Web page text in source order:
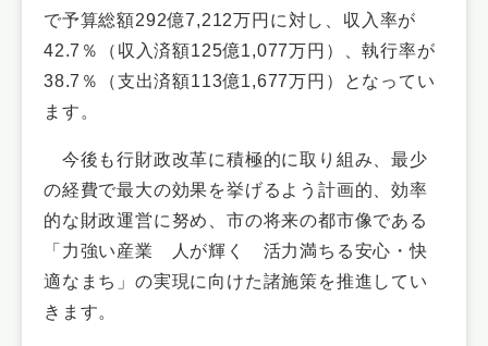
で予算総額292億7,212万円に対し、収入率が
42.7％（収入済額125億1,077万円）、執行率が
38.7％（支出済額113億1,677万円）となってい
ます。
今後も行財政改革に積極的に取り組み、最少
の経費で最大の効果を挙げるよう計画的、効率
的な財政運営に努め、市の将来の都市像である
「力強い産業 人が輝く 活力満ちる安心・快
適なまち」の実現に向けた諸施策を推進してい
きます。